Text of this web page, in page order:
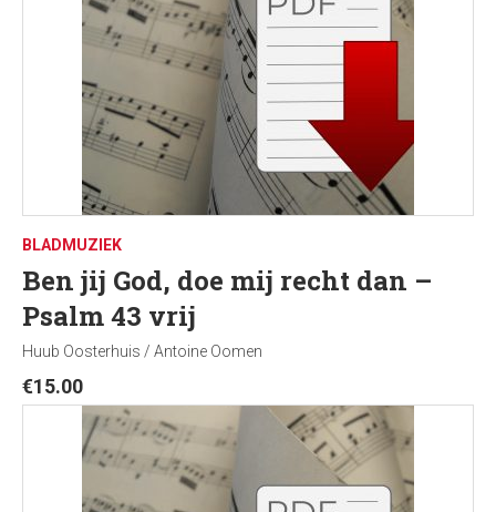
BLADMUZIEK
Ben jij God, doe mij recht dan –
Psalm 43 vrij
Huub Oosterhuis / Antoine Oomen
€15.00